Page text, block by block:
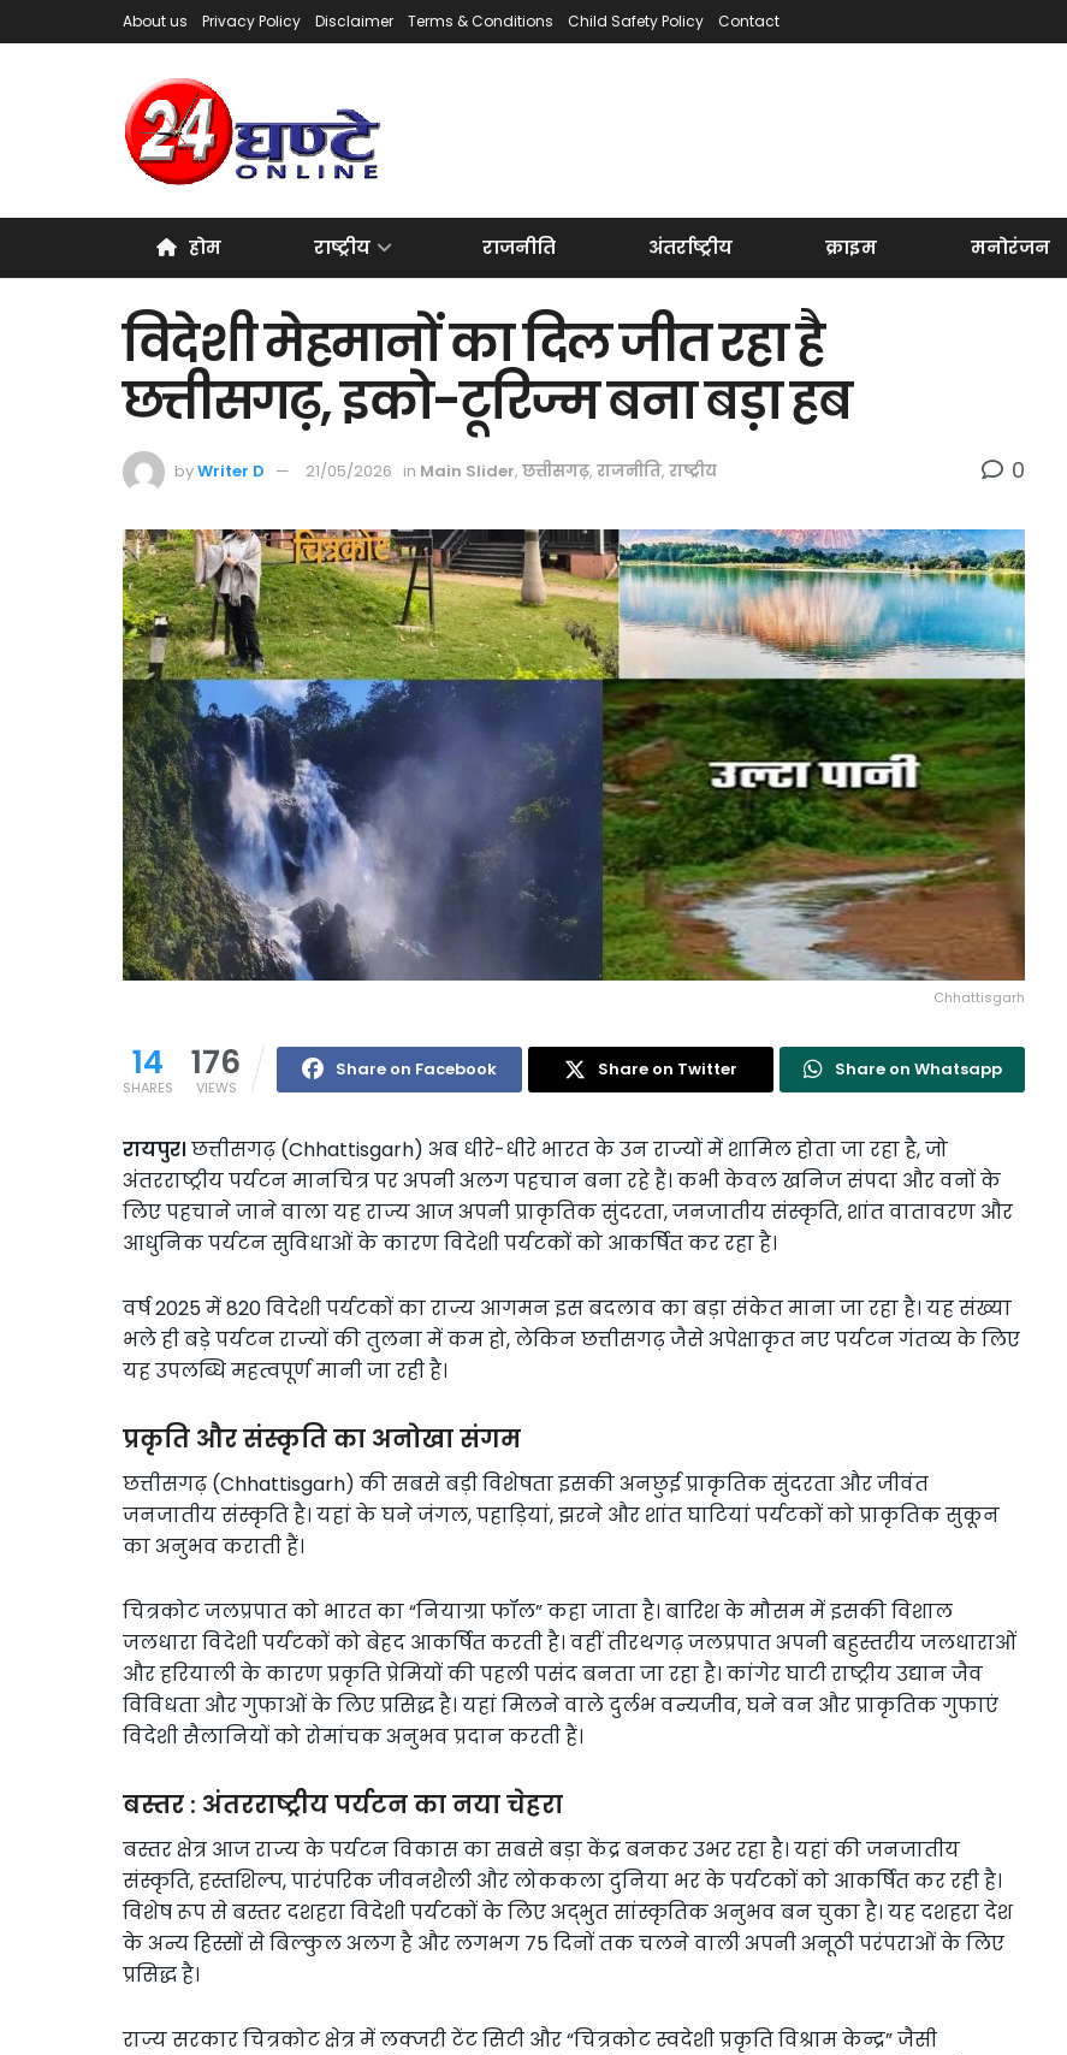
About us Privacy Policy Disclaimer Terms & Conditions Child Safety Policy Contact
होम राष्ट्रीय राजनीति अंतर्राष्ट्रीय क्राइम मनोरंजन
विदेशी मेहमानों का दिल जीत रहा है
छत्तीसगढ़, इको-टूरिज्म बना बड़ा हब
byWriter D 21/05/2026 in Main Slider, छत्तीसगढ़, राजनीति, राष्ट्रीय 0
Chhattisgarh
14
SHARES
176
VIEWS
Share on Facebook Share on Twitter Share on Whatsapp
रायपुर। छत्तीसगढ़ (Chhattisgarh) अब धीरे-धीरे भारत के उन राज्यों में शामिल होता जा रहा है, जो
अंतरराष्ट्रीय पर्यटन मानचित्र पर अपनी अलग पहचान बना रहे हैं। कभी केवल खनिज संपदा और वनों के
लिए पहचाने जाने वाला यह राज्य आज अपनी प्राकृतिक सुंदरता, जनजातीय संस्कृति, शांत वातावरण और
आधुनिक पर्यटन सुविधाओं के कारण विदेशी पर्यटकों को आकर्षित कर रहा है।
वर्ष 2025 में 820 विदेशी पर्यटकों का राज्य आगमन इस बदलाव का बड़ा संकेत माना जा रहा है। यह संख्या
भले ही बड़े पर्यटन राज्यों की तुलना में कम हो, लेकिन छत्तीसगढ़ जैसे अपेक्षाकृत नए पर्यटन गंतव्य के लिए
यह उपलब्धि महत्वपूर्ण मानी जा रही है।
प्रकृति और संस्कृति का अनोखा संगम
छत्तीसगढ़ (Chhattisgarh) की सबसे बड़ी विशेषता इसकी अनछुई प्राकृतिक सुंदरता और जीवंत
जनजातीय संस्कृति है। यहां के घने जंगल, पहाड़ियां, झरने और शांत घाटियां पर्यटकों को प्राकृतिक सुकून
का अनुभव कराती हैं।
चित्रकोट जलप्रपात को भारत का “नियाग्रा फॉल” कहा जाता है। बारिश के मौसम में इसकी विशाल
जलधारा विदेशी पर्यटकों को बेहद आकर्षित करती है। वहीं तीरथगढ़ जलप्रपात अपनी बहुस्तरीय जलधाराओं
और हरियाली के कारण प्रकृति प्रेमियों की पहली पसंद बनता जा रहा है। कांगेर घाटी राष्ट्रीय उद्यान जैव
विविधता और गुफाओं के लिए प्रसिद्ध है। यहां मिलने वाले दुर्लभ वन्यजीव, घने वन और प्राकृतिक गुफाएं
विदेशी सैलानियों को रोमांचक अनुभव प्रदान करती हैं।
बस्तर : अंतरराष्ट्रीय पर्यटन का नया चेहरा
बस्तर क्षेत्र आज राज्य के पर्यटन विकास का सबसे बड़ा केंद्र बनकर उभर रहा है। यहां की जनजातीय
संस्कृति, हस्तशिल्प, पारंपरिक जीवनशैली और लोककला दुनिया भर के पर्यटकों को आकर्षित कर रही है।
विशेष रूप से बस्तर दशहरा विदेशी पर्यटकों के लिए अद्भुत सांस्कृतिक अनुभव बन चुका है। यह दशहरा देश
के अन्य हिस्सों से बिल्कुल अलग है और लगभग 75 दिनों तक चलने वाली अपनी अनूठी परंपराओं के लिए
प्रसिद्ध है।
राज्य सरकार चित्रकोट क्षेत्र में लक्जरी टेंट सिटी और “चित्रकोट स्वदेशी प्रकृति विश्राम केन्द्र” जैसी